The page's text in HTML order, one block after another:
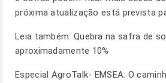
próxima atualização está prevista
Leia também: Quebra na safra de
aproximadamente 10%
Especial AgroTalk- EMSEA: O